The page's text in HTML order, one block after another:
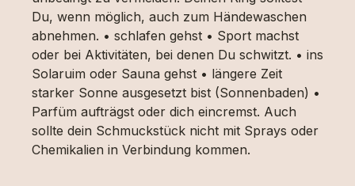
Du, wenn möglich, auch zum Händewaschen
abnehmen. • schlafen gehst • Sport machst
oder bei Aktivitäten, bei denen Du schwitzt. • ins
Solaruim oder Sauna gehst • längere Zeit
starker Sonne ausgesetzt bist (Sonnenbaden) •
Parfüm aufträgst oder dich eincremst. Auch
sollte dein Schmuckstück nicht mit Sprays oder
Chemikalien in Verbindung kommen.